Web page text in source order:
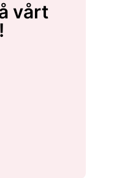
vårt